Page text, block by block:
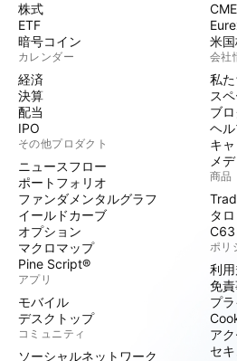
株式
ETF
暗号コイン
カレンダー
経済
決算
配当
IPO
その他プロダクト
ニュースフロー
ポートフォリオ
ファンダメンタルグラフ
イールドカーブ
オプション
マクロマップ
Pine Script®
アプリ
モバイル
デスクトップ
コミュニティ
ソーシャルネットワーク
米
会社
私
ス
ブ
ヘ
キ
メ
商品
タ
C63
ポリ
利
免
プ
ア
セ